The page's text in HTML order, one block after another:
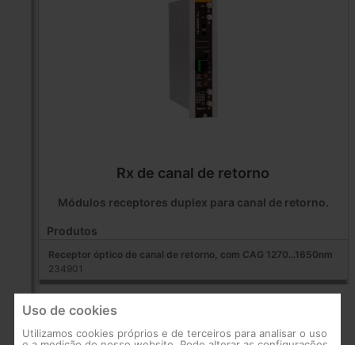
Rx de canal de retorno
Módulos receptores duplex para canal de retorno.
Produtos
Receptor óptico de canal de retorno, com CAG 1270...1650nm
234901
Uso de cookies
Utilizamos cookies próprios e de terceiros para analisar o uso